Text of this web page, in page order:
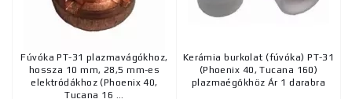
Fúvóka plazma A90/140 átmérő 1,4mm TRAFIMET
11.10.2026 ks MEGVENNI 2 185 Ft
Fúvóka PT-31 plazmavágókhoz,
hossza 10 mm, 28,5 mm-es
elektródákhoz (Phoenix 40,
Tucana 16 ...
Kerámia burkolat (fúvóka) PT-31
(Phoenix 40, Tucana 160)
plazmaégőkhöz Ár 1 darabra